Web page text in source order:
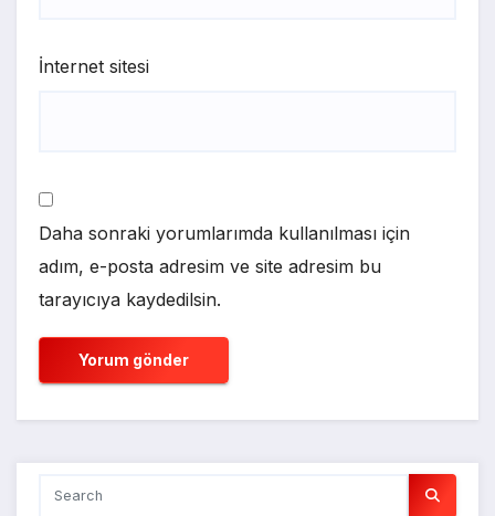
İnternet sitesi
Daha sonraki yorumlarımda kullanılması için
adım, e-posta adresim ve site adresim bu
tarayıcıya kaydedilsin.